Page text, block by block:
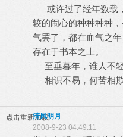
或许过了经年数载
较的闹心的种种种种
气罢了，都在血气之
存在于书本之上。
至垂暮年，谁人不轻
相识不易，何苦相欺
点击重新加载
清风明月
2008-9-23 04:49:11